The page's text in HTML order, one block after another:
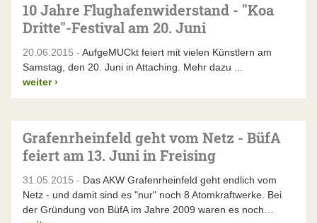
10 Jahre Flughafenwiderstand - "Koa
Dritte"-Festival am 20. Juni
20.06.2015 - AufgeMUCkt feiert mit vielen Künstlern am
Samstag, den 20. Juni in Attaching. Mehr dazu ...
weiter ›
Grafenrheinfeld geht vom Netz - BüfA
feiert am 13. Juni in Freising
31.05.2015 - Das AKW Grafenrheinfeld geht endlich vom
Netz - und damit sind es "nur" noch 8 Atomkraftwerke. Bei
der Gründung von BüfA im Jahre 2009 waren es noch…